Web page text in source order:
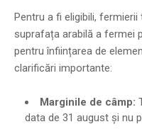
Pentru a fi eligibili,
suprafața arabilă a fermei
pentru înființarea de
clarificări importante:
Marginile de câmp:
data de 31 august și nu